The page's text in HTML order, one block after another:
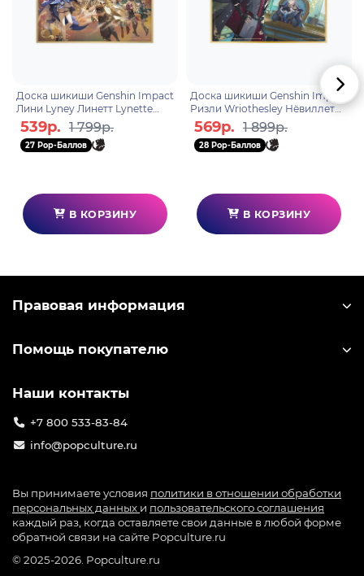
домашнего очага и сказал, что в конечном итоге
он станет преемником "Отца".
Доска шикиши Genshin Impact
Лини Lyney Линетт Lynette
Фремине Freminet Like the
light rain falling f
539р. 1 799р.
27 Pop-Баллов
В КОРЗИНУ
Доска шикиши Genshin Impact
Ризли Wriothesley Нёвиллет
Neuvillette Toward the Morning
Star in Deep W
569р. 1 899р.
28 Pop-Баллов
В КОРЗИНУ
Правовая информация
Помощь покупателю
Наши контакты
+7 800 533-83-84
info@popculture.ru
Вы принимаете условия политики в отношении обработки
персональных данных и пользовательского соглашения
каждый раз, когда оставляете свои данные в любой форме
обратной связи на сайте Popculture.ru
© 2025-2026. Popculture.ru